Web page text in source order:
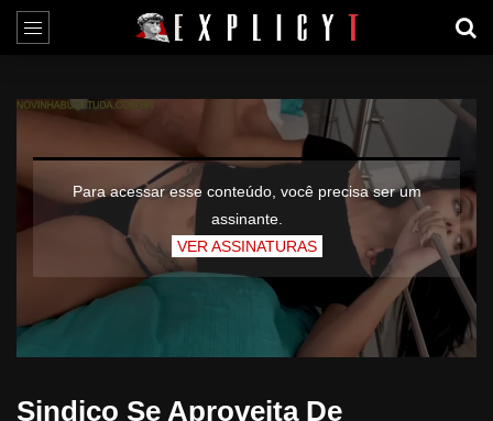
Para acessar esse conteúdo, você precisa ser um
assinante.
VER ASSINATURAS
Sindico Se Aproveita De